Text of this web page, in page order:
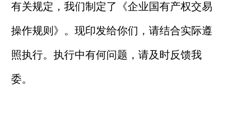
有关规定，我们制定了《企业国有产权交易
操作规则》。现印发给你们，请结合实际遵
照执行。执行中有何问题，请及时反馈我
委。